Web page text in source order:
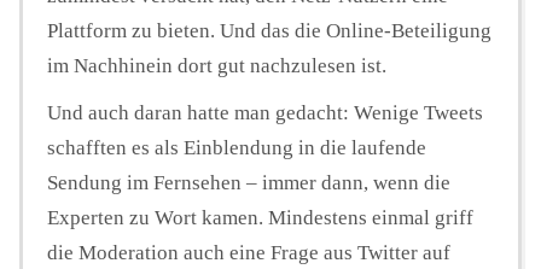
Plattform zu bieten. Und das die Online-Beteiligung
im Nachhinein dort gut nachzulesen ist.
Und auch daran hatte man gedacht: Wenige Tweets
schafften es als Einblendung in die laufende
Sendung im Fernsehen – immer dann, wenn die
Experten zu Wort kamen. Mindestens einmal griff
die Moderation auch eine Frage aus Twitter auf